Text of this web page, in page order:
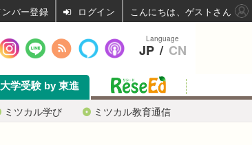
ミツカル学び ミツカル教育通信
大学受験 by 東進
Language
JP / CN
ログイン こんにちは、ゲストさん